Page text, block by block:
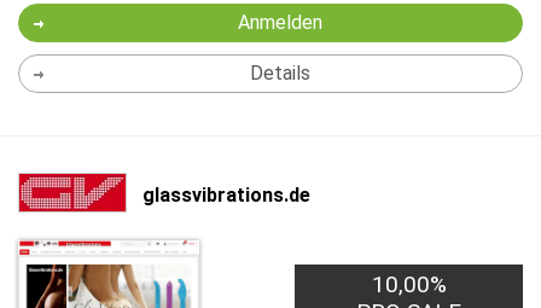
Anmelden
Details
glassvibrations.de
10,00%